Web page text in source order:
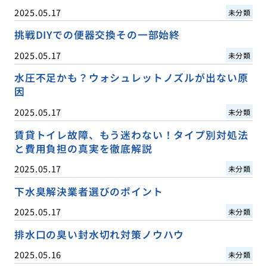
2025.05.17 未分類
挑戦DIYでの便器交換その一部始終
2025.05.17 未分類
水圧不足かも？ウォシュレットノズルが出ない原
因
2025.05.17 未分類
賃貸トイレ故障、もう迷わない！タイプ別対処法
と費用負担の真実を徹底解説
2025.05.17 未分類
下水臭解決業者選びのポイント
2025.05.17 未分類
排水口の臭い封水切れ対策ノウハウ
2025.05.16 未分類